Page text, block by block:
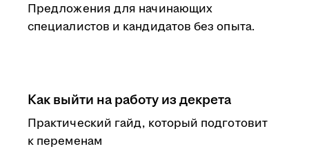
Предложения для начинающих
специалистов и кандидатов без опыта.
Как выйти на работу из декрета
Практический гайд, который подготовит
к переменам